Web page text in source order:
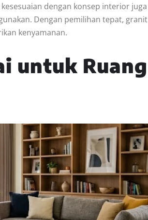
dengan konsep interior juga
Dengan pemilihan tepat, granit
kenyamanan.
untuk Ruang